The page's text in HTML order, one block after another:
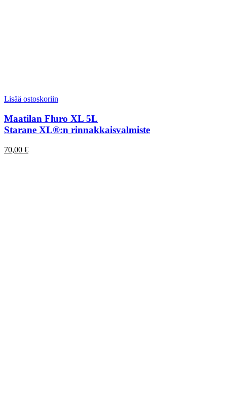
Lisää ostoskoriin
Maatilan Fluro XL 5L
Starane XL®:n rinnakkaisvalmiste
70,00 €